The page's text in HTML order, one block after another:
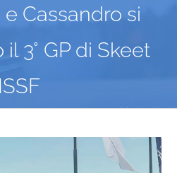
Cassandro si
3° GP di Skeet
ISSF